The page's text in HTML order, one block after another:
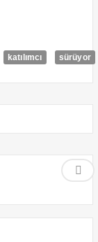
katılımcı sürüyor